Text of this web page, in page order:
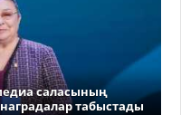
саласының
табыстады